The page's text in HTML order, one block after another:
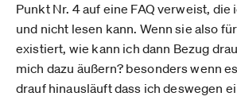
Punkt Nr. 4 auf eine FAQ verweist, die
und nicht lesen kann. Wenn sie also
existiert, wie kann ich dann Bezug
mich dazu äußern? besonders wenn
drauf hinausläuft dass ich deswegen